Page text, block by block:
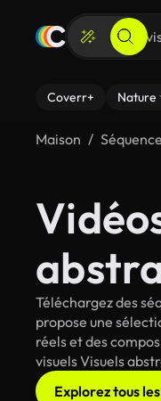
Coverr+ Nature
Maison
Téléchargez des
propose une
réels et des
visuels Visuels
Explorez tous